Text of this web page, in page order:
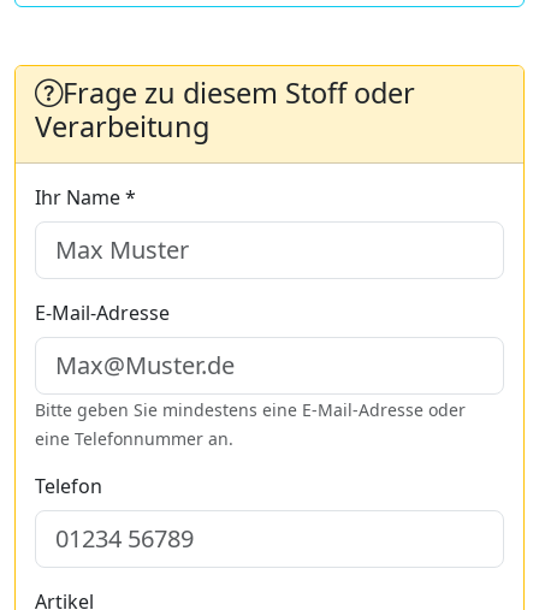
Frage zu diesem Stoff oder
Verarbeitung
Ihr Name *
E-Mail-Adresse
Bitte geben Sie mindestens eine E-Mail-Adresse oder
eine Telefonnummer an.
Telefon
Artikel